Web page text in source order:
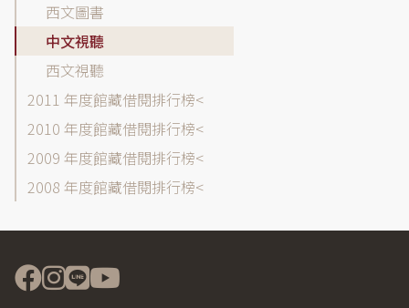
西文圖書
中文視聽
西文視聽
2011 年度館藏借閱排行榜
2010 年度館藏借閱排行榜
2009 年度館藏借閱排行榜
2008 年度館藏借閱排行榜